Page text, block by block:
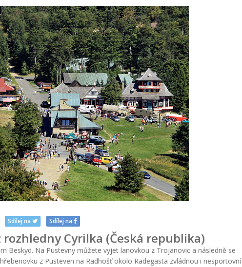
Sdílej na Sdílej na
rozhledny Cyrilka (Česká republika)
Beskyd. Na Pustevny můžete vyjet lanovkou z Trojanovic a následně se
z Pusteven na Radhošť okolo Radegasta zvládnou i nesportovní